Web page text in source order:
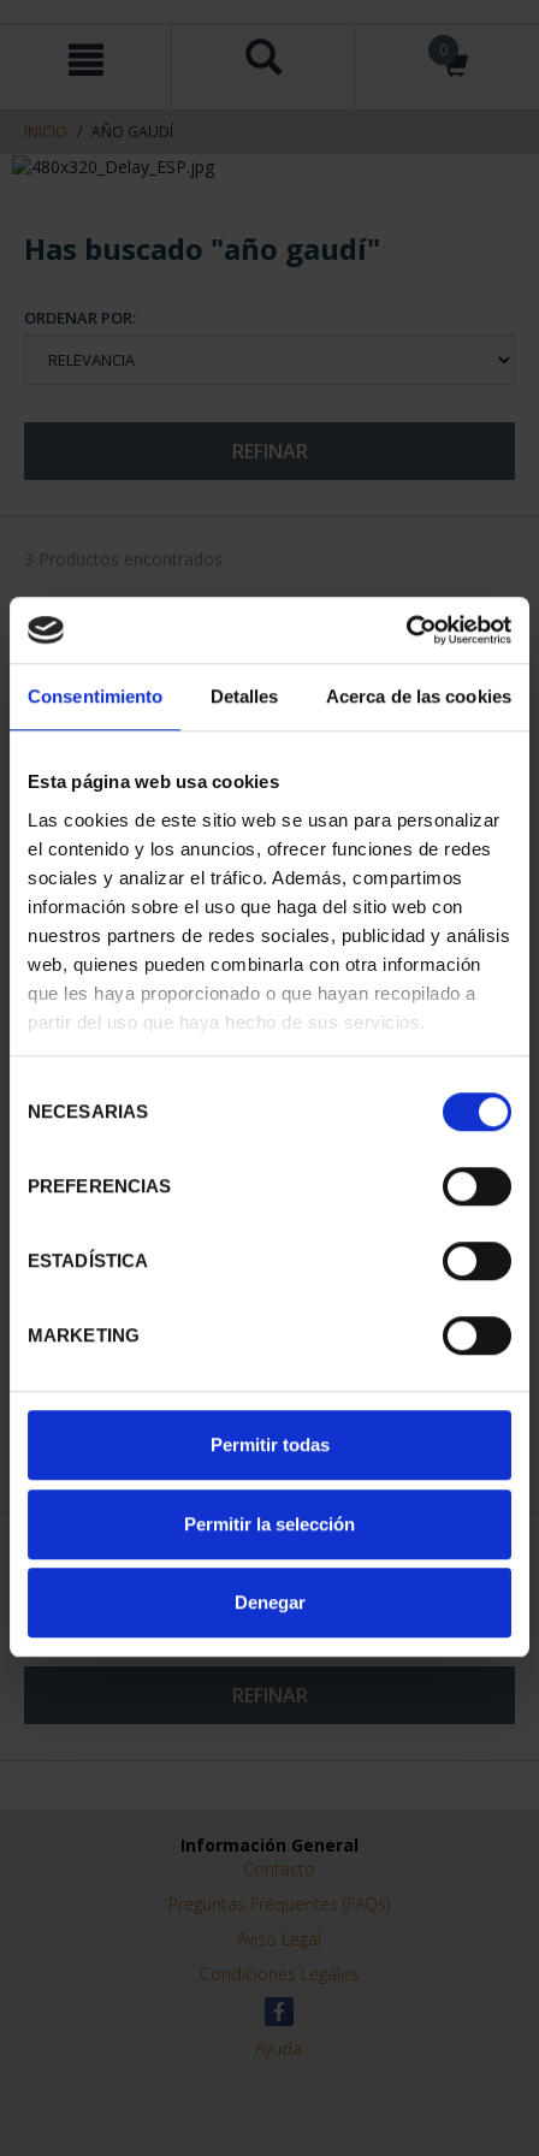
Consentimiento Detalles Acerca de las cookies
Esta página web usa cookies
Las cookies de este sitio web se usan para personalizar
el contenido y los anuncios, ofrecer funciones de redes
sociales y analizar el tráfico. Además, compartimos
información sobre el uso que haga del sitio web con
nuestros partners de redes sociales, publicidad y análisis
web, quienes pueden combinarla con otra información
que les haya proporcionado o que hayan recopilado a
partir del uso que haya hecho de sus servicios.
NECESARIAS
PREFERENCIAS
ESTADÍSTICA
MARKETING
Permitir todas
Permitir la selección
Denegar
contenido
navegacin
0
INICIO AÑO GAUDÍ
Has buscado "año gaudí"
ORDENAR POR:
REFINAR
3 Productos encontrados
MEDALLA DE COBRE 'RIO
DUERO'
18,00 €
MEDALLA DE COBRE 'RÍO
JALÓN'
18,00 €
LLOBREGAT'
ORDENAR POR:
REFINAR
Información General
Contacto
Preguntas Frequentes (FAQs)
Aviso Legal
Condiciones Legales
Ayuda